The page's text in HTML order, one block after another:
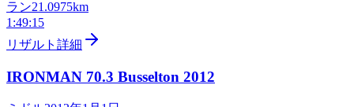
ラン21.0975km
1:49:15
リザルト詳細
IRONMAN 70.3 Busselton 2012